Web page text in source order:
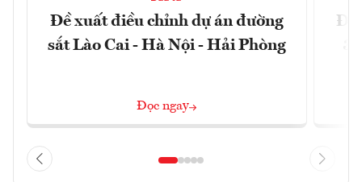
Đề xuất điều chỉnh dự án đường
sắt Lào Cai - Hà Nội - Hải Phòng
Đọc ngay